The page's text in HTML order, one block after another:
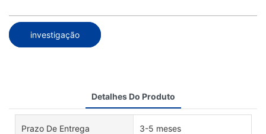
investigação
Detalhes Do Produto
Prazo De Entrega 3-5 meses